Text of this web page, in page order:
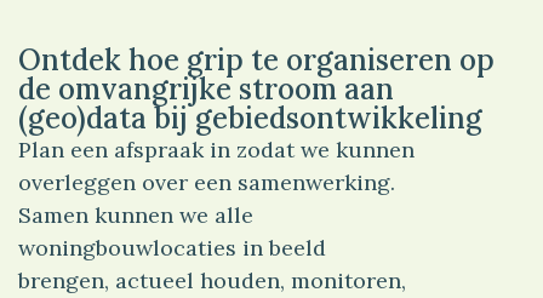
Ontdek hoe grip te organiseren op
de omvangrijke stroom aan
(geo)data bij gebiedsontwikkeling
Plan een afspraak in zodat we kunnen
overleggen over een samenwerking.
Samen kunnen we alle
woningbouwlocaties in beeld
brengen, actueel houden, monitoren,